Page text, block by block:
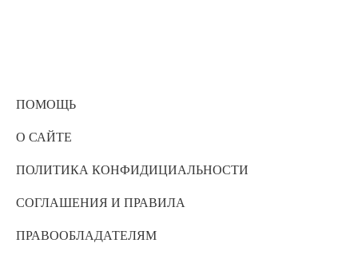
ПОМОЩЬ
О САЙТЕ
ПОЛИТИКА КОНФИДИЦИАЛЬНОСТИ
СОГЛАШЕНИЯ И ПРАВИЛА
ПРАВООБЛАДАТЕЛЯМ